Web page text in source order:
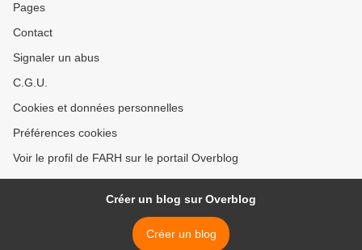
Pages
Contact
Signaler un abus
C.G.U.
Cookies et données personnelles
Préférences cookies
Voir le profil de FARH sur le portail Overblog
Créer un blog sur Overblog
Créer un blog